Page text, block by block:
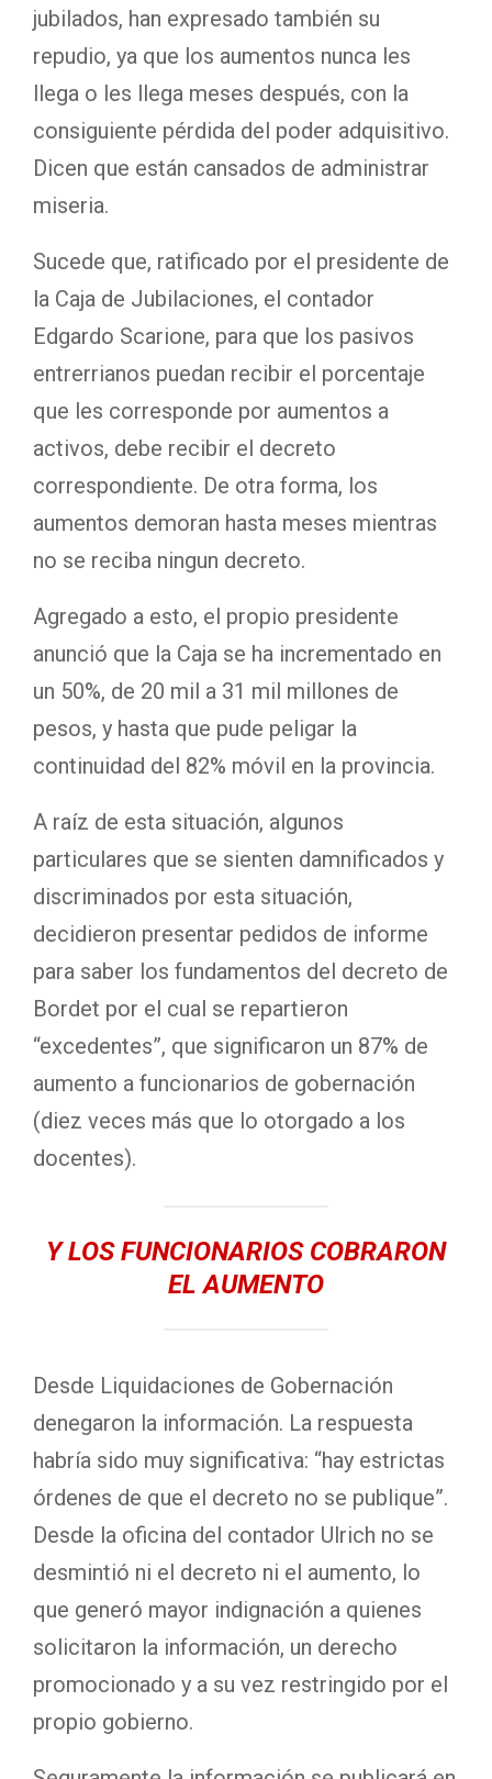
jubilados, han expresado también su
repudio, ya que los aumentos nunca les
llega o les llega meses después, con la
consiguiente pérdida del poder adquisitivo.
Dicen que están cansados de administrar
miseria.
Sucede que, ratificado por el presidente de
la Caja de Jubilaciones, el contador
Edgardo Scarione, para que los pasivos
entrerrianos puedan recibir el porcentaje
que les corresponde por aumentos a
activos, debe recibir el decreto
correspondiente. De otra forma, los
aumentos demoran hasta meses mientras
no se reciba ningun decreto.
Agregado a esto, el propio presidente
anunció que la Caja se ha incrementado en
un 50%, de 20 mil a 31 mil millones de
pesos, y hasta que pude peligar la
continuidad del 82% móvil en la provincia.
A raíz de esta situación, algunos
particulares que se sienten damnificados y
discriminados por esta situación,
decidieron presentar pedidos de informe
para saber los fundamentos del decreto de
Bordet por el cual se repartieron
“excedentes”, que significaron un 87% de
aumento a funcionarios de gobernación
(diez veces más que lo otorgado a los
docentes).
Y LOS FUNCIONARIOS COBRARON
EL AUMENTO
Desde Liquidaciones de Gobernación
denegaron la información. La respuesta
habría sido muy significativa: “hay estrictas
órdenes de que el decreto no se publique”.
Desde la oficina del contador Ulrich no se
desmintió ni el decreto ni el aumento, lo
que generó mayor indignación a quienes
solicitaron la información, un derecho
promocionado y a su vez restringido por el
propio gobierno.